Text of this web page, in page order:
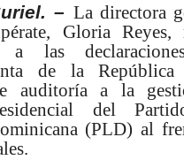
– La directora
Gloria Reyes,
a las
de la
auditoría a la
del
(PLD) al